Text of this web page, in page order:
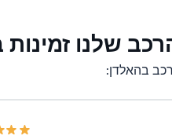
שלנו זמינות
בהאלדן: